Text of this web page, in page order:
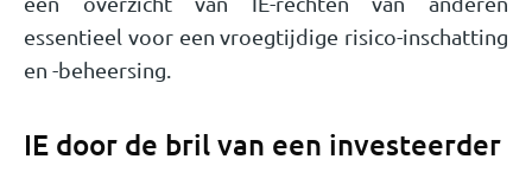
essentieel voor een vroegtijdige risico-inschatting
en -beheersing.
IE door de bril van een investeerder